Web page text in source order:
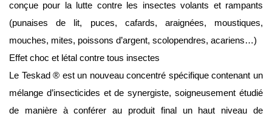
conçue pour la lutte contre les insectes volants et rampants
(punaises de lit, puces, cafards, araignées, moustiques,
mouches, mites, poissons d’argent, scolopendres, acariens…)
Effet choc et létal contre tous insectes
Le Teskad ® est un nouveau concentré spécifique contenant un
mélange d’insecticides et de synergiste, soigneusement étudié
de manière à conférer au produit final un haut niveau de